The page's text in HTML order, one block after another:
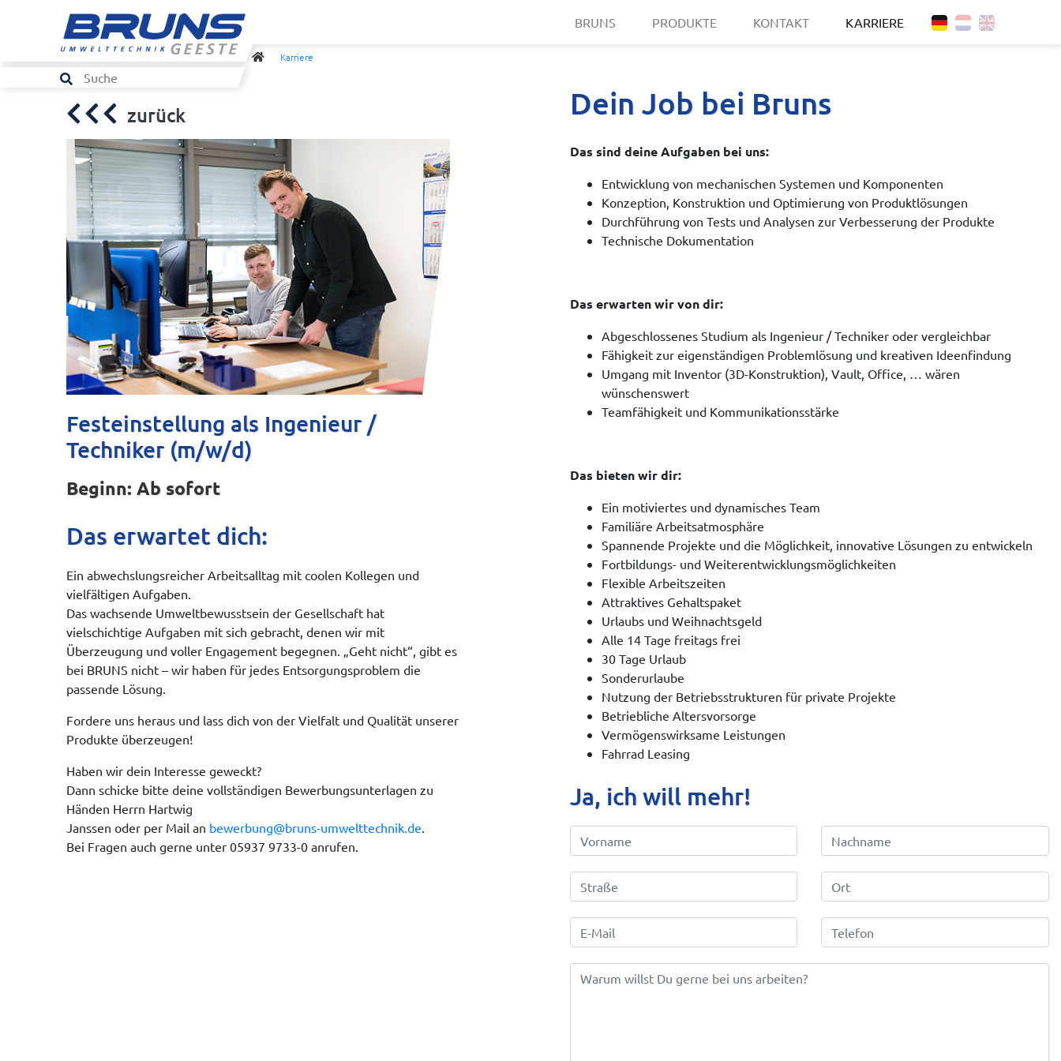
BRUNS PRODUKTE KONTAKT KARRIERE
Karriere
zurück
Festeinstellung als Ingenieur /
Techniker (m/w/d)
Beginn: Ab sofort
Das erwartet dich:
Ein abwechslungsreicher Arbeitsalltag mit coolen Kollegen und
vielfältigen Aufgaben.
Das wachsende Umweltbewusstsein der Gesellschaft hat
vielschichtige Aufgaben mit sich gebracht, denen wir mit
Überzeugung und voller Engagement begegnen. „Geht nicht“, gibt es
bei BRUNS nicht – wir haben für jedes Entsorgungsproblem die
passende Lösung.
Fordere uns heraus und lass dich von der Vielfalt und Qualität unserer
Produkte überzeugen!
Haben wir dein Interesse geweckt?
Dann schicke bitte deine vollständigen Bewerbungsunterlagen zu
Händen Herrn Hartwig
Janssen oder per Mail an bewerbung@bruns-umwelttechnik.de
Bei Fragen auch gerne unter 05937 9733-0 anrufen.
Dein Job bei Bruns
Das sind deine Aufgaben bei uns:
Entwicklung von mechanischen Systemen und Komponenten
Konzeption, Konstruktion und Optimierung von Produktlösungen
Durchführung von Tests und Analysen zur Verbesserung der Produkte
Technische Dokumentation
Das erwarten wir von dir:
Abgeschlossenes Studium als Ingenieur / Techniker oder vergleichbar
Fähigkeit zur eigenständigen Problemlösung und kreativen Ideenfindung
Umgang mit Inventor (3D-Konstruktion), Vault, Office, … wären
wünschenswert
Teamfähigkeit und Kommunikationsstärke
Das bieten wir dir:
Ein motiviertes und dynamisches Team
Familiäre Arbeitsatmosphäre
Spannende Projekte und die Möglichkeit, innovative Lösungen zu entwickeln
Fortbildungs- und Weiterentwicklungsmöglichkeiten
Flexible Arbeitszeiten
Attraktives Gehaltspaket
Urlaubs und Weihnachtsgeld
Alle 14 Tage freitags frei
30 Tage Urlaub
Sonderurlaube
Nutzung der Betriebsstrukturen für private Projekte
Betriebliche Altersvorsorge
Vermögenswirksame Leistungen
Fahrrad Leasing
Ja, ich will mehr!